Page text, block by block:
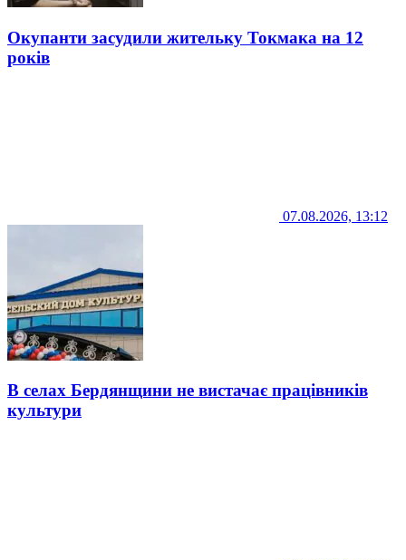
Окупанти засудили жительку Токмака на 12
років
07.08.2026, 13:12
В селах Бердянщини не вистачає працівників
культури